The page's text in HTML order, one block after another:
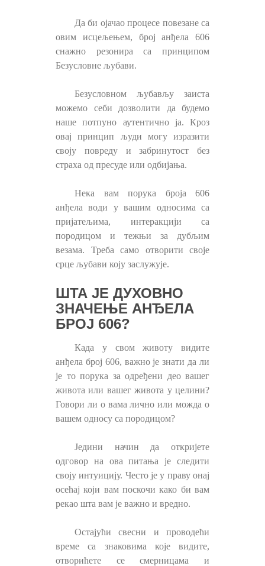
Да би ојачао процесе повезане са
овим исцељењем, број анђела 606
снажно резонира са принципом
Безусловне љубави.
Безусловном љубављу заиста
можемо себи дозволити да будемо
наше потпуно аутентично ја. Кроз
овај принцип људи могу изразити
своју повреду и забринутост без
страха од пресуде или одбијања.
Нека вам порука броја 606
анђела води у вашим односима са
пријатељима, интеракцији са
породицом и тежњи за дубљим
везама. Треба само отворити своје
срце љубави коју заслужује.
ШТА ЈЕ ДУХОВНО
ЗНАЧЕЊЕ АНЂЕЛА
БРОЈ 606?
Када у свом животу видите
анђела број 606, важно је знати да ли
је то порука за одређени део вашег
живота или вашег живота у целини?
Говори ли о вама лично или можда о
вашем односу са породицом?
Једини начин да откријете
одговор на ова питања је следити
своју интуицију. Често је у праву онај
осећај који вам поскочи како би вам
рекао шта вам је важно и вредно.
Остајући свесни и проводећи
време са знаковима које видите,
отворићете се смерницама и